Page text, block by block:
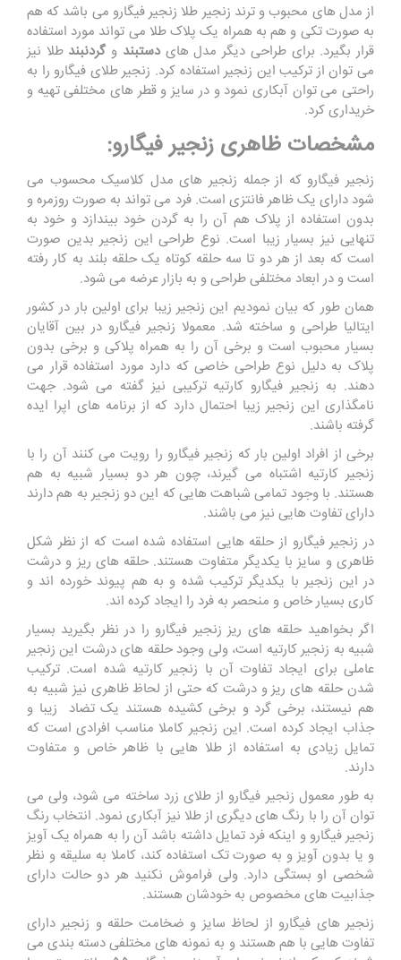
از مدل های محبوب و ترند زنجیر طلا زنجیر فیگارو می باشد که هم
به صورت تکی و هم به همراه یک پلاک طلا می تواند مورد استفاده
قرار بگیرد. برای طراحی دیگر مدل هایدستبند و گردنبند طلا نیز
می توان از ترکیب این زنجیر استفاده کرد. زنجیر طلای فیگارو را به
راحتی می توان آبکاری نمود و در سایز و قطر های مختلفی تهیه و
خریداری کرد.
مشخصات ظاهری زنجیر فیگارو:
زنجیر فیگارو که از جمله زنجیر های مدل کلاسیک محسوب می
شود دارای یک ظاهر فانتزی است. فرد می تواند به صورت روزمره و
بدون استفاده از پلاک هم آن را به گردن خود بیندازد و خود به
تنهایی نیز بسیار زیبا است. نوع طراحی این زنجیر بدین صورت
است که بعد از هر دو تا سه حلقه کوتاه یک حلقه بلند به کار رفته
است و در ابعاد مختلفی طراحی و به بازار عرضه می شود.
همان طور که بیان نمودیم این زنجیر زیبا برای اولین بار در کشور
ایتالیا طراحی و ساخته شد. معمولا زنجیر فیگارو در بین آقایان
بسیار محبوب است و برخی آن را به همراه پلاکی و برخی بدون
پلاک به دلیل نوع طراحی خاصی که دارد مورد استفاده قرار می
دهند. به زنجیر فیگارو کارتیه ترکیبی نیز گفته می شود. جهت
نامگذاری این زنجیر زیبا احتمال دارد که از برنامه های اپرا ایده
گرفته باشند.
برخی از افراد اولین بار که زنجیر فیگارو را رویت می کنند آن را با
زنجیر کارتیه اشتباه می گیرند، چون هر دو بسیار شبیه به هم
هستند. با وجود تمامی شباهت هایی که این دو زنجیر به هم دارند
دارای تفاوت هایی نیز می باشند.
در زنجیر فیگارو از حلقه هایی استفاده شده است که از نظر شکل
ظاهری و سایز با یکدیگر متفاوت هستند. حلقه های ریز و درشت
در این زنجیر با یکدیگر ترکیب شده و به هم پیوند خورده اند و
کاری بسیار خاص و منحصر به فرد را ایجاد کرده اند.
اگر بخواهید حلقه های ریز زنجیر فیگارو را در نظر بگیرید بسیار
شبیه به زنجیر کارتیه است، ولی وجود حلقه های درشت این زنجیر
عاملی برای ایجاد تفاوت آن با زنجیر کارتیه شده است. ترکیب
شدن حلقه های ریز و درشت که حتی از لحاظ ظاهری نیز شبیه به
هم نیستند، برخی گرد و برخی کشیده هستند یک تضاد زیبا و
جذاب ایجاد کرده است. این زنجیر کاملا مناسب افرادی است که
تمایل زیادی به استفاده از طلا هایی با ظاهر خاص و متفاوت
دارند.
به طور معمول زنجیر فیگارو از طلای زرد ساخته می شود، ولی می
توان آن را با رنگ های دیگری از طلا نیز آبکاری نمود. انتخاب رنگ
زنجیر فیگارو و اینکه فرد تمایل داشته باشد آن را به همراه یک آویز
و یا بدون آویز و به صورت تک استفاده کند، کاملا به سلیقه و نظر
شخصی او بستگی دارد. ولی فراموش نکنید هر دو حالت دارای
جذابیت های مخصوص به خودشان هستند.
زنجیر های فیگارو از لحاظ سایز و ضخامت حلقه و زنجیر دارای
تفاوت هایی با هم هستند و به نمونه های مختلفی دسته بندی می